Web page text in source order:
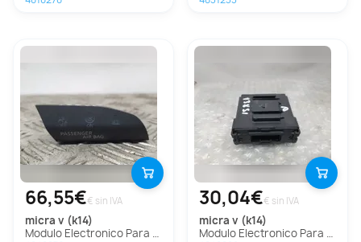
66,55€€ sin IVA
micra v (k14)
Modulo Electronico Para Nissan Micra V
30,04€€ sin IVA
micra v (k14)
Modulo Electronico Para Nissan Micra V